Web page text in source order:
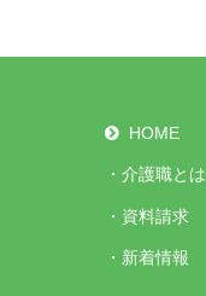
HOME
・ 介護職とは
・ 資料請求
・ 新着情報